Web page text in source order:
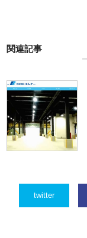
関連記事
twitter